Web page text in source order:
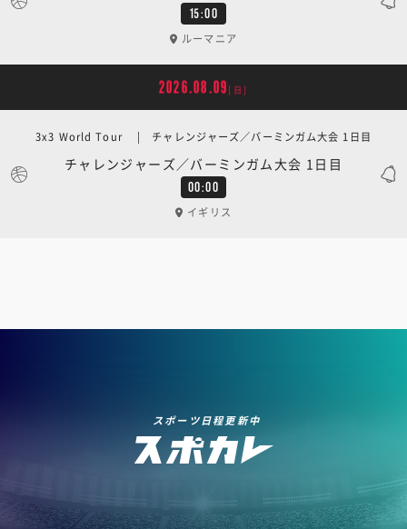
15:00
ルーマニア
2026.08.09 [日]
00:00
チャレンジャーズ／バーミンガム大会 1日目
3x3 World Tour | チャレンジャーズ／バーミンガム大会 1日目
イギリス
スポーツ日程更新中